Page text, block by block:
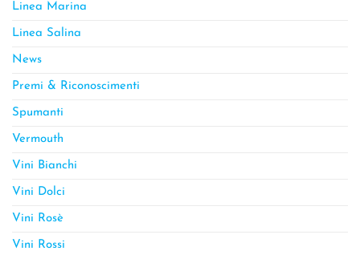
Linea Marina
Linea Salina
News
Premi & Riconoscimenti
Spumanti
Vermouth
Vini Bianchi
Vini Dolci
Vini Rosè
Vini Rossi